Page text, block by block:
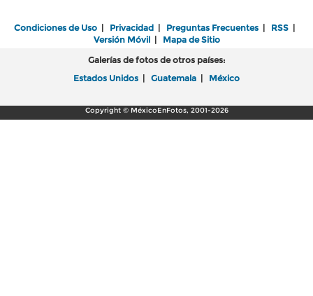
Condiciones de Uso | Privacidad | Preguntas Frecuentes | RSS |
Versión Móvil| Mapa de Sitio
Galerías de fotos de otros países:
Estados Unidos | Guatemala | México
Copyright © MéxicoEnFotos, 2001-2026